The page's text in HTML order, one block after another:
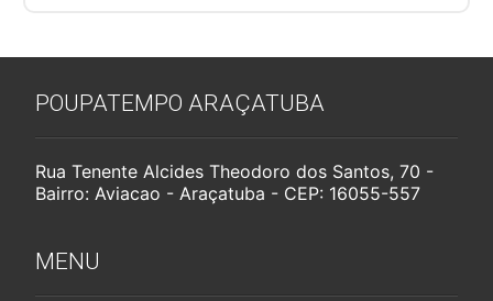
POUPATEMPO ARAÇATUBA
Rua Tenente Alcides Theodoro dos Santos, 70 -
Bairro: Aviacao - Araçatuba - CEP: 16055-557
MENU